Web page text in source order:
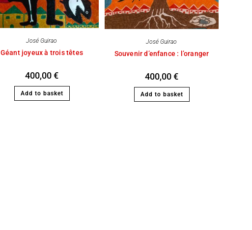
José Guirao
Géant joyeux à trois têtes
400,00€
Add to basket
José Guirao
Souvenir d’enfance : l’oranger
400,00€
Add to basket